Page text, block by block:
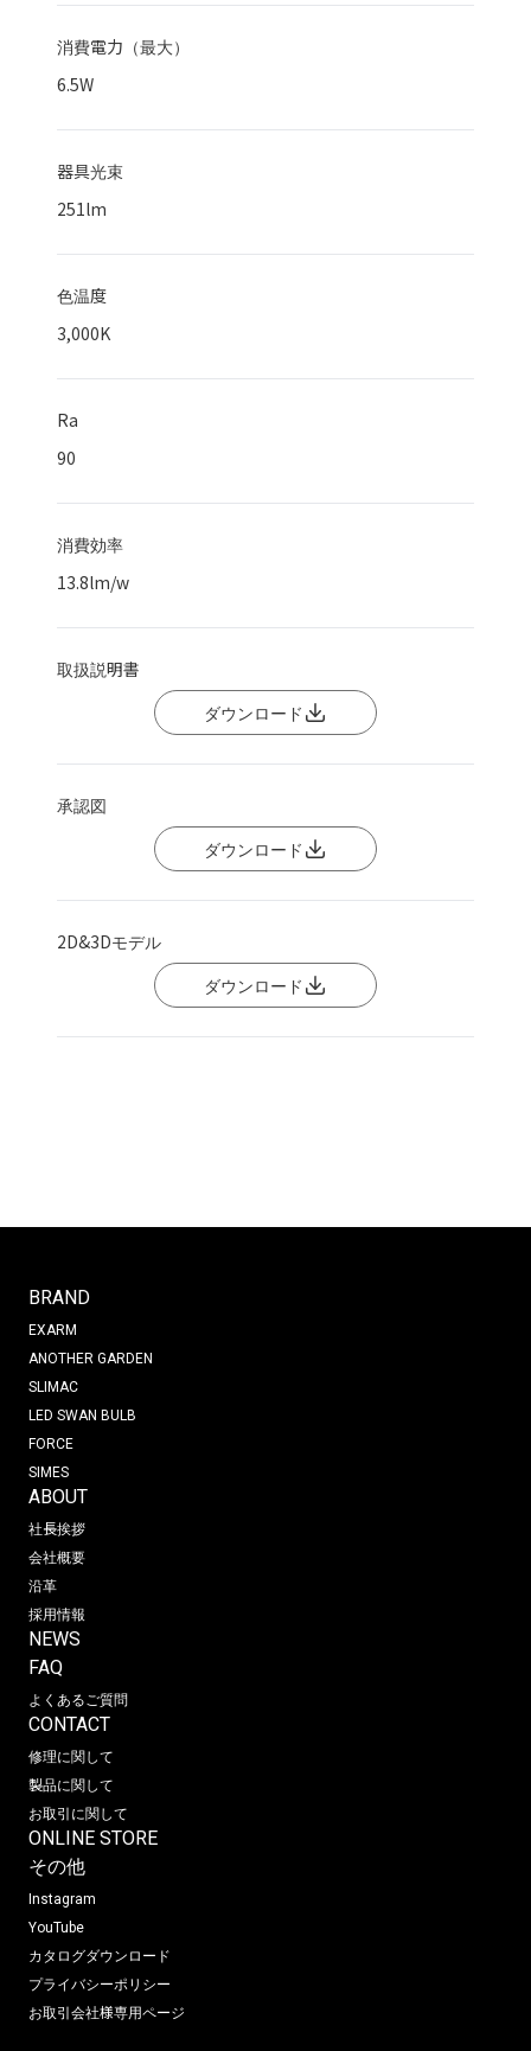
消費電力（最大）
6.5W
器具光束
251lm
色温度
3,000K
Ra
90
消費効率
13.8lm/w
取扱説明書
ダウンロード
承認図
ダウンロード
2D&3Dモデル
ダウンロード
BRAND
EXARM
ANOTHER GARDEN
SLIMAC
LED SWAN BULB
FORCE
SIMES
ABOUT
社長挨拶
会社概要
沿革
採用情報
NEWS
FAQ
よくあるご質問
CONTACT
修理に関して
製品に関して
お取引に関して
ONLINE STORE
その他
Instagram
YouTube
カタログダウンロード
プライバシーポリシー
お取引会社様専用ページ